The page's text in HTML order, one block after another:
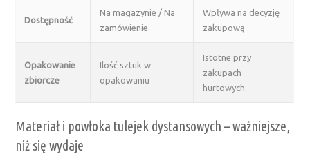
Dostępność
Na magazynie / Na
zamówienie
Wpływa na decyzję
zakupową
Opakowanie
zbiorcze
Ilość sztuk w
opakowaniu
Istotne przy
zakupach
hurtowych
Materiał i powłoka tulejek dystansowych – ważniejsze,
niż się wydaje